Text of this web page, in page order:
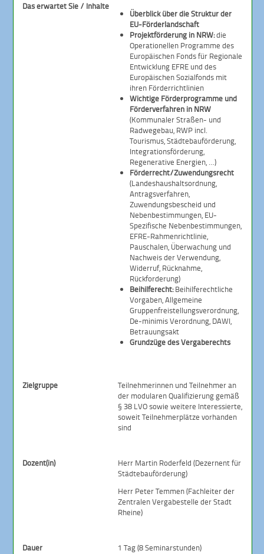
Das erwartet Sie / Inhalte
Überblick über die Struktur der
EU-Förderlandschaft
Projektförderung in NRW:die
Operationellen Programme des
Europäischen Fonds für Regionale
Entwicklung EFRE und des
Europäischen Sozialfonds mit
ihren Förderrichtlinien
Wichtige Förderprogramme und
Förderverfahren in NRW
(Kommunaler Straßen- und
Radwegebau, RWP incl.
Tourismus, Städtebauförderung,
Integrationsförderung,
Regenerative Energien, …)
Förderrecht/Zuwendungsrecht
(Landeshaushaltsordnung,
Antragsverfahren,
Zuwendungsbescheid und
Nebenbestimmungen, EU-
Spezifische Nebenbestimmungen,
EFRE-Rahmenrichtlinie,
Pauschalen, Überwachung und
Nachweis der Verwendung,
Widerruf, Rücknahme,
Rückforderung)
Beihilferecht:Beihilferechtliche
Vorgaben, Allgemeine
Gruppenfreistellungsverordnung,
De-minimis Verordnung, DAWI,
Betrauungsakt
Grundzüge des Vergaberechts
Zielgruppe
Teilnehmerinnen und Teilnehmer an
der modularen Qualifizierung gemäß
§ 38 LVO sowie weitere Interessierte,
soweit Teilnehmerplätze vorhanden
sind
Dozent(in)
Herr Martin Roderfeld (Dezernent für
Städtebauförderung)
Herr Peter Temmen (Fachleiter der
Zentralen Vergabestelle der Stadt
Rheine)
Dauer 1 Tag (8 Seminarstunden)